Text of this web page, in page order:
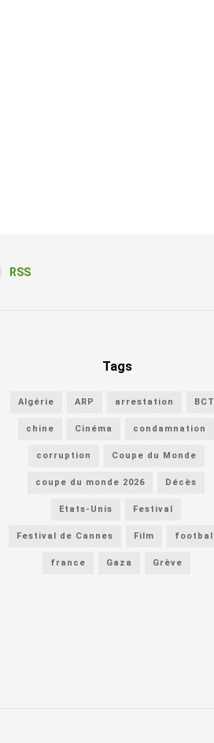
RSS
Tags
Algérie ARP arrestation BCT
chine Cinéma condamnation
corruption Coupe du Monde
coupe du monde 2026 Décès
Etats-Unis Festival
Festival de Cannes Film football
france Gaza Grève